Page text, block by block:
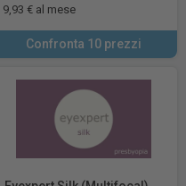
9,93 € al mese
Confronta 10 prezzi